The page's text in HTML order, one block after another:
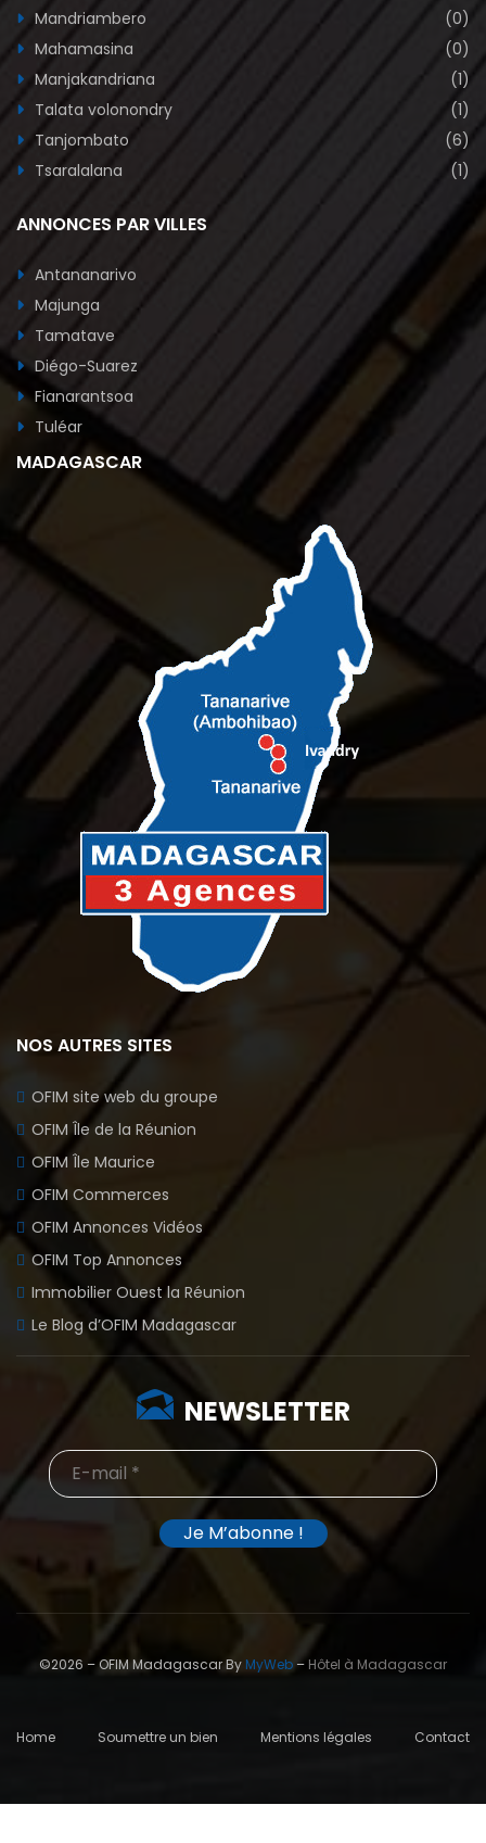
Mandriambero
(0)
Mahamasina
(0)
Manjakandriana
(1)
Talata volonondry
(1)
Tanjombato
(6)
Tsaralalana
(1)
ANNONCES PAR VILLES
Antananarivo
Majunga
Tamatave
Diégo-Suarez
Fianarantsoa
Tuléar
MADAGASCAR
NOS AUTRES SITES
OFIM site web du groupe
OFIM Île de la Réunion
OFIM Île Maurice
OFIM Commerces
OFIM Annonces Vidéos
OFIM Top Annonces
Immobilier Ouest la Réunion
Le Blog d’OFIM Madagascar
NEWSLETTER
©2026 – OFIM Madagascar ByMyWeb– Hôtel à Madagascar
Home Soumettre un bien Mentions légales Contact